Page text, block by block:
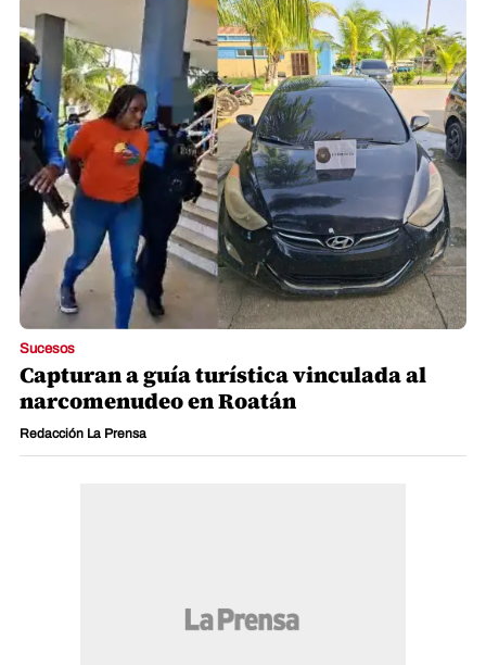
Sucesos
Capturan a guía turística vinculada al
narcomenudeo en Roatán
Redacción La Prensa